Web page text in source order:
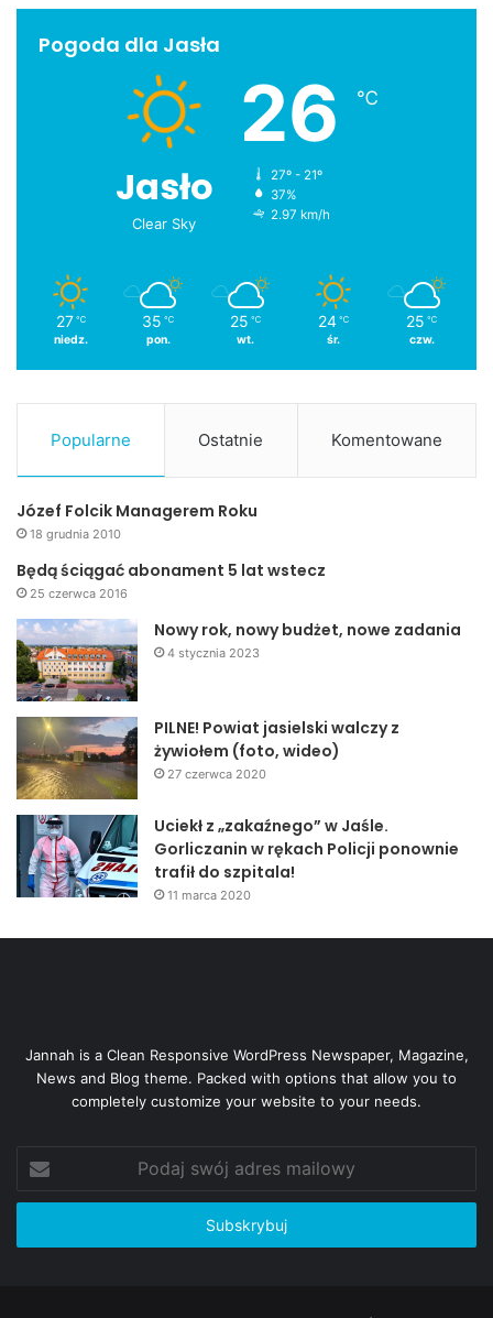
Pogoda dla Jasła
Jasło
Clear Sky
26 ℃
27º - 21º
37%
2.97 km/h
27 ℃
niedz.
35 ℃
pon.
25 ℃
wt.
24 ℃
śr.
25 ℃
czw.
Popularne Ostatnie Komentowane
Józef Folcik Managerem Roku
18 grudnia 2010
Będą ściągać abonament 5 lat wstecz
25 czerwca 2016
Nowy rok, nowy budżet, nowe zadania
4 stycznia 2023
PILNE! Powiat jasielski walczy z
żywiołem (foto, wideo)
27 czerwca 2020
Uciekł z „zakaźnego” w Jaśle.
Gorliczanin w rękach Policji ponownie
trafił do szpitala!
11 marca 2020
Jannah is a Clean Responsive WordPress Newspaper, Magazine,
News and Blog theme. Packed with options that allow you to
completely customize your website to your needs.
swój
adres